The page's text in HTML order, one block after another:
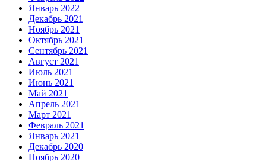
Январь 2022
Декабрь 2021
Ноябрь 2021
Октябрь 2021
Сентябрь 2021
Август 2021
Июль 2021
Июнь 2021
Май 2021
Апрель 2021
Март 2021
Февраль 2021
Январь 2021
Декабрь 2020
Ноябрь 2020